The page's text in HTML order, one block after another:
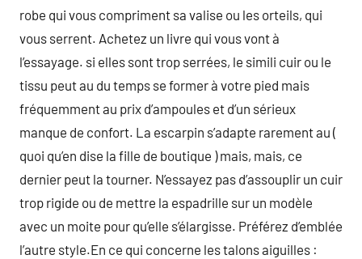
robe qui vous compriment sa valise ou les orteils, qui
vous serrent. Achetez un livre qui vous vont à
l’essayage. si elles sont trop serrées, le simili cuir ou le
tissu peut au du temps se former à votre pied mais
fréquemment au prix d’ampoules et d’un sérieux
manque de confort. La escarpin s’adapte rarement au (
quoi qu’en dise la fille de boutique ) mais, mais, ce
dernier peut la tourner. N’essayez pas d’assouplir un cuir
trop rigide ou de mettre la espadrille sur un modèle
avec un moite pour qu’elle s’élargisse. Préférez d’emblée
l’autre style.En ce qui concerne les talons aiguilles :